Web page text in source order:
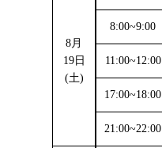
8月
19日
(土)
8:00~9:00
11:00~12:00
17:00~18:00
21:00~22:00